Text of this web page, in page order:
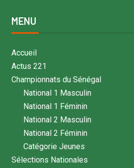
MENU
Accueil
Actus 221
Championnats du Sénégal
National 1 Masculin
National 1 Féminin
National 2 Masculin
National 2 Féminin
Catégorie Jeunes
Sélections Nationales